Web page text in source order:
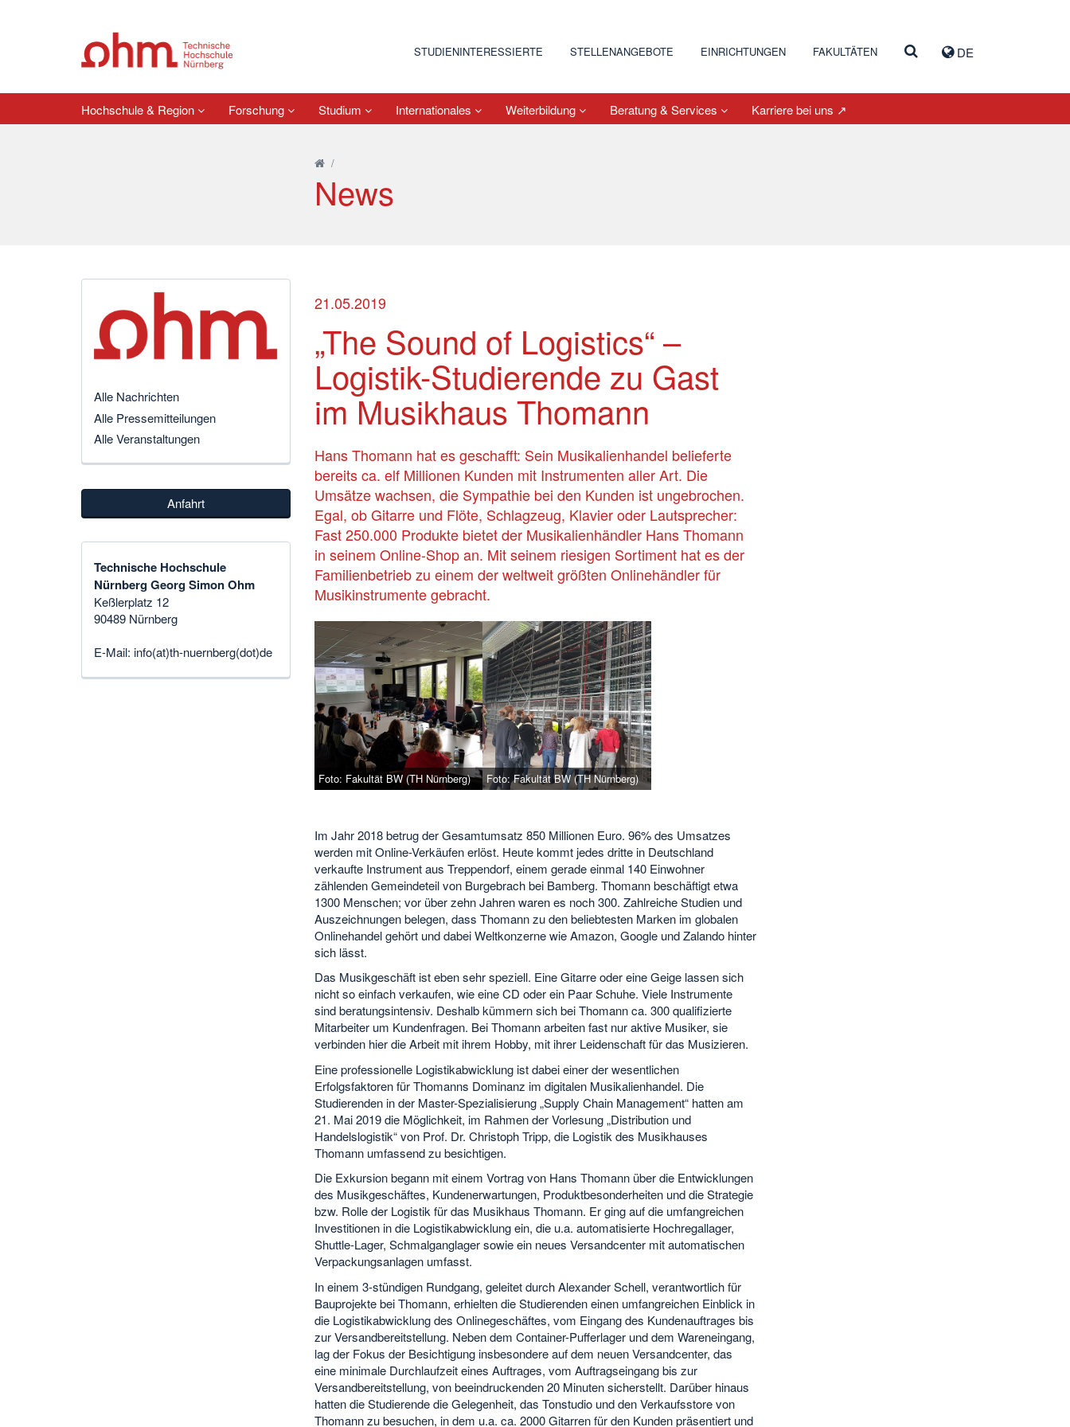
DE
STUDIENINTERESSIERTE STELLENANGEBOTE EINRICHTUNGEN FAKULTÄTEN
Hochschule & Region Forschung Studium Internationales Weiterbildung Beratung & Services Karriere bei uns ↗
/
News
21.05.2019
„The Sound of Logistics“ –
Logistik-Studierende zu Gast
im Musikhaus Thomann
Hans Thomann hat es geschafft: Sein Musikalienhandel belieferte
bereits ca. elf Millionen Kunden mit Instrumenten aller Art. Die
Umsätze wachsen, die Sympathie bei den Kunden ist ungebrochen.
Egal, ob Gitarre und Flöte, Schlagzeug, Klavier oder Lautsprecher:
Fast 250.000 Produkte bietet der Musikalienhändler Hans Thomann
in seinem Online-Shop an. Mit seinem riesigen Sortiment hat es der
Familienbetrieb zu einem der weltweit größten Onlinehändler für
Musikinstrumente gebracht.
Foto: Fakultät BW (TH Nürnberg) Foto: Fakultät BW (TH Nürnberg)
Im Jahr 2018 betrug der Gesamtumsatz 850 Millionen Euro. 96% des Umsatzes
werden mit Online-Verkäufen erlöst. Heute kommt jedes dritte in Deutschland
verkaufte Instrument aus Treppendorf, einem gerade einmal 140 Einwohner
zählenden Gemeindeteil von Burgebrach bei Bamberg. Thomann beschäftigt etwa
1300 Menschen; vor über zehn Jahren waren es noch 300. Zahlreiche Studien und
Auszeichnungen belegen, dass Thomann zu den beliebtesten Marken im globalen
Onlinehandel gehört und dabei Weltkonzerne wie Amazon, Google und Zalando hinter
sich lässt.
Das Musikgeschäft ist eben sehr speziell. Eine Gitarre oder eine Geige lassen sich
nicht so einfach verkaufen, wie eine CD oder ein Paar Schuhe. Viele Instrumente
sind beratungsintensiv. Deshalb kümmern sich bei Thomann ca. 300 qualifizierte
Mitarbeiter um Kundenfragen. Bei Thomann arbeiten fast nur aktive Musiker, sie
verbinden hier die Arbeit mit ihrem Hobby, mit ihrer Leidenschaft für das Musizieren.
Eine professionelle Logistikabwicklung ist dabei einer der wesentlichen
Erfolgsfaktoren für Thomanns Dominanz im digitalen Musikalienhandel. Die
Studierenden in der Master-Spezialisierung „Supply Chain Management“ hatten am
21. Mai 2019 die Möglichkeit, im Rahmen der Vorlesung „Distribution und
Handelslogistik“ von Prof. Dr. Christoph Tripp, die Logistik des Musikhauses
Thomann umfassend zu besichtigen.
Die Exkursion begann mit einem Vortrag von Hans Thomann über die Entwicklungen
des Musikgeschäftes, Kundenerwartungen, Produktbesonderheiten und die Strategie
bzw. Rolle der Logistik für das Musikhaus Thomann. Er ging auf die umfangreichen
Investitionen in die Logistikabwicklung ein, die u.a. automatisierte Hochregallager,
Shuttle-Lager, Schmalganglager sowie ein neues Versandcenter mit automatischen
Verpackungsanlagen umfasst.
In einem 3-stündigen Rundgang, geleitet durch Alexander Schell, verantwortlich für
Bauprojekte bei Thomann, erhielten die Studierenden einen umfangreichen Einblick in
die Logistikabwicklung des Onlinegeschäftes, vom Eingang des Kundenauftrages bis
zur Versandbereitstellung. Neben dem Container-Pufferlager und dem Wareneingang,
lag der Fokus der Besichtigung insbesondere auf dem neuen Versandcenter, das
eine minimale Durchlaufzeit eines Auftrages, vom Auftragseingang bis zur
Versandbereitstellung, von beeindruckenden 20 Minuten sicherstellt. Darüber hinaus
hatten die Studierende die Gelegenheit, das Tonstudio und den Verkaufsstore von
Thomann zu besuchen, in dem u.a. ca. 2000 Gitarren für den Kunden präsentiert und
Alle Nachrichten
Alle Pressemitteilungen
Alle Veranstaltungen
Anfahrt
Technische Hochschule
Nürnberg Georg Simon Ohm
Keßlerplatz 12
90489 Nürnberg
E-Mail: info(at)th-nuernberg(dot)de